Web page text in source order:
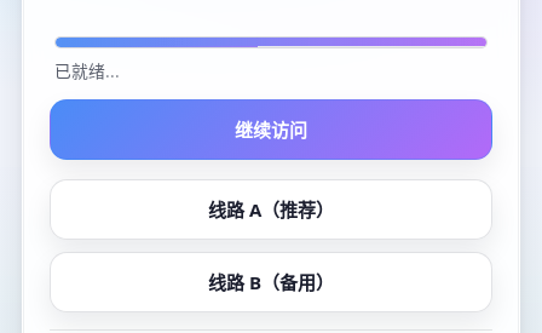
已就绪...
继续访问
线路 A（推荐）
线路 B（备用）